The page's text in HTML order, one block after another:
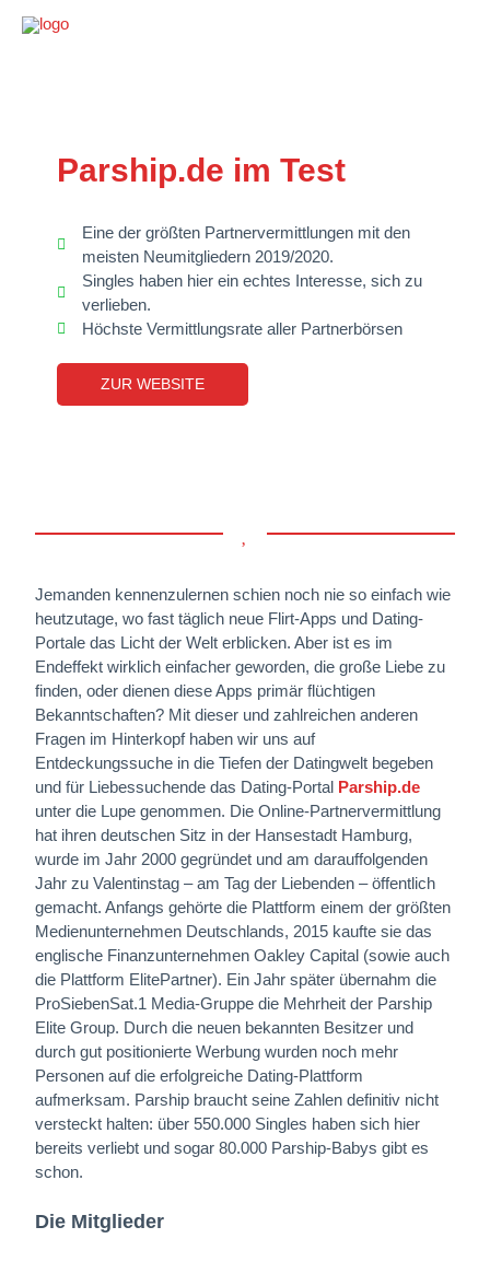
Parship.de im Test
Eine der größten Partnervermittlungen mit den
meisten Neumitgliedern 2019/2020.
Singles haben hier ein echtes Interesse, sich zu
verlieben.
Höchste Vermittlungsrate aller Partnerbörsen
ZUR WEBSITE
Jemanden kennenzulernen schien noch nie so einfach wie
heutzutage, wo fast täglich neue Flirt-Apps und Dating-
Portale das Licht der Welt erblicken. Aber ist es im
Endeffekt wirklich einfacher geworden, die große Liebe zu
finden, oder dienen diese Apps primär flüchtigen
Bekanntschaften? Mit dieser und zahlreichen anderen
Fragen im Hinterkopf haben wir uns auf
Entdeckungssuche in die Tiefen der Datingwelt begeben
und für Liebessuchende das Dating-Portal
Parship.de
unter die Lupe genommen. Die Online-Partnervermittlung
hat ihren deutschen Sitz in der Hansestadt Hamburg,
wurde im Jahr 2000 gegründet und am darauffolgenden
Jahr zu Valentinstag – am Tag der Liebenden – öffentlich
gemacht. Anfangs gehörte die Plattform einem der größten
Medienunternehmen Deutschlands, 2015 kaufte sie das
englische Finanzunternehmen Oakley Capital (sowie auch
die Plattform ElitePartner). Ein Jahr später übernahm die
ProSiebenSat.1 Media-Gruppe die Mehrheit der Parship
Elite Group. Durch die neuen bekannten Besitzer und
durch gut positionierte Werbung wurden noch mehr
Personen auf die erfolgreiche Dating-Plattform
aufmerksam. Parship braucht seine Zahlen definitiv nicht
versteckt halten: über 550.000 Singles haben sich hier
bereits verliebt und sogar 80.000 Parship-Babys gibt es
schon.
Die Mitglieder